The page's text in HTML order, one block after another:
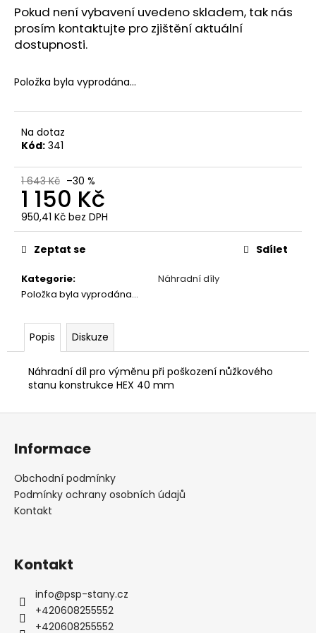
Pokud není vybavení uvedeno skladem, tak nás
prosím kontaktujte pro zjištění aktuální
dostupnosti.
Položka byla vyprodána…
Na dotaz
Kód: 341
1 643 Kč –30 %
1 150 Kč
950,41 Kč bez DPH
Měrná
cena:
Kategorie:
Náhradní díly
Položka byla vyprodána…
Zeptat se Sdílet
Popis Diskuze
Náhradní díl pro výměnu při poškození nůžkového
stanu konstrukce HEX 40 mm
a
j
í
t
?
HLEDAT
D
o
p
o
u
j
m
Z
Informace
Obchodní podmínky
Podmínky ochrany osobních údajů
Kontakt
Kontakt
info@psp-stany.cz
+420608255552
+420608255552